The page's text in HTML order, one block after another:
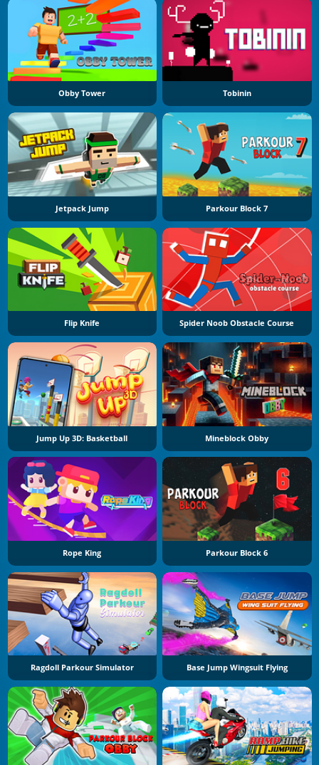
Obby Tower Tobinin
Jetpack Jump Parkour Block 7
Flip Knife Spider Noob Obstacle Course
Jump Up 3D: Basketball Mineblock Obby
Rope King Parkour Block 6
Ragdoll Parkour Simulator Base Jump Wingsuit Flying